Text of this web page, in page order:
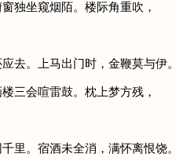
坐窥烟陌。楼际角重吹，
。上马出门时，金鞭莫与伊。
会喧雷鼓。枕上梦方残，
。宿酒未全消，满怀离恨饶。